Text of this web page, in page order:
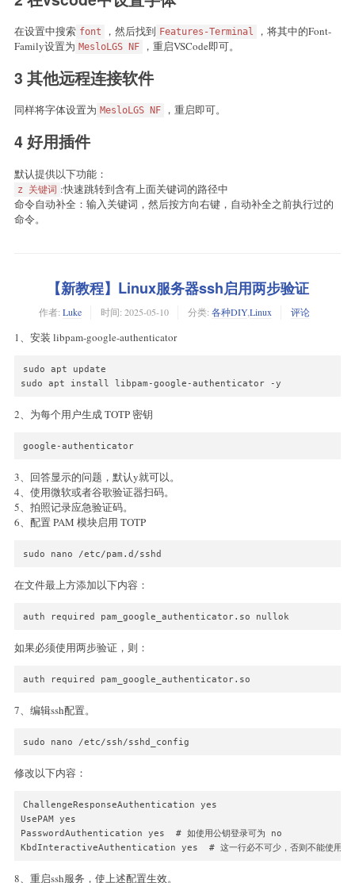
在设置中搜索 font ，然后找到 Features-Terminal
，将其中的Font-
Family设置为 MesloLGS NF ，重启VSCode即可。
3 其他远程连接软件
同样将字体设置为 MesloLGS NF ，重启即可。
4 好用插件
默认提供以下功能：
z 关键词 :快速跳转到含有上面关键词的路径中
命令自动补全：输入关键词，然后按方向右键，自动补全之前执行过的
命令。
【新教程】Linux服务器ssh启用两步验证
作者: Luke 时间: 2025-05-10 分类: 各种DIY,Linux 评论
1、安装 libpam-google-authenticator
sudo apt update
sudo apt install libpam-google-authenticator -y
2、为每个用户生成 TOTP 密钥
google-authenticator
3、回答显示的问题，默认y就可以。
4、使用微软或者谷歌验证器扫码。
5、拍照记录应急验证码。
6、配置 PAM 模块启用 TOTP
sudo nano /etc/pam.d/sshd
在文件最上方添加以下内容：
auth required pam_google_authenticator.so nullok
如果必须使用两步验证，则：
auth required pam_google_authenticator.so
7、编辑ssh配置。
sudo nano /etc/ssh/sshd_config
修改以下内容：
ChallengeResponseAuthentication yes
UsePAM yes
PasswordAuthentication yes  # 如使用公钥登录可为 no
KbdInteractiveAuthentication yes  # 这一行必不可少，否则不能使用
8、重启ssh服务，使上述配置生效。